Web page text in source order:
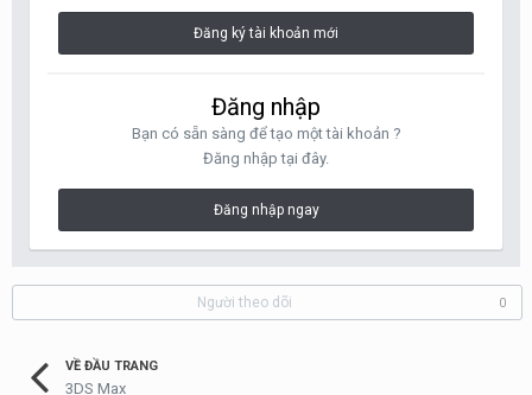
Đăng ký tài khoản mới
Đăng nhập
Bạn có sẵn sàng để tạo một tài khoản ?
Đăng nhập tại đây.
Đăng nhập ngay
Người theo dõi 0
VỀ ĐẦU TRANG
3DS Max